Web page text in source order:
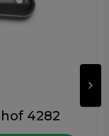
4282